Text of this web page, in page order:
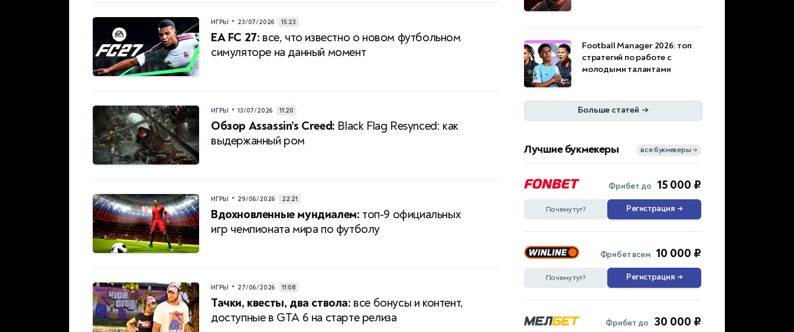
ИГРЫ • 23/07/2026 15:23
EA FC 27: все, что известно о новом футбольном
симуляторе на данный момент
ИГРЫ • 13/07/2026 11:20
Обзор Assassin’s Creed: Black Flag Resynced: как
выдержанный ром
ИГРЫ • 29/06/2026 22:21
Вдохновленные мундиалем: топ-9 официальных
игр чемпионата мира по футболу
ИГРЫ • 27/06/2026 11:08
Тачки, квесты, два ствола: все бонусы и контент,
доступные в GTA 6 на старте релиза
Football Manager 2026: топ
стратегий по работе с
молодыми талантами
Больше статей →
Лучшие букмекеры все букмекеры →
Фрибет до 15 000 ₽
Почему тут? Регистрация →
Фрибет всем 10 000 ₽
Почему тут? Регистрация →
Фрибет до 30 000 ₽